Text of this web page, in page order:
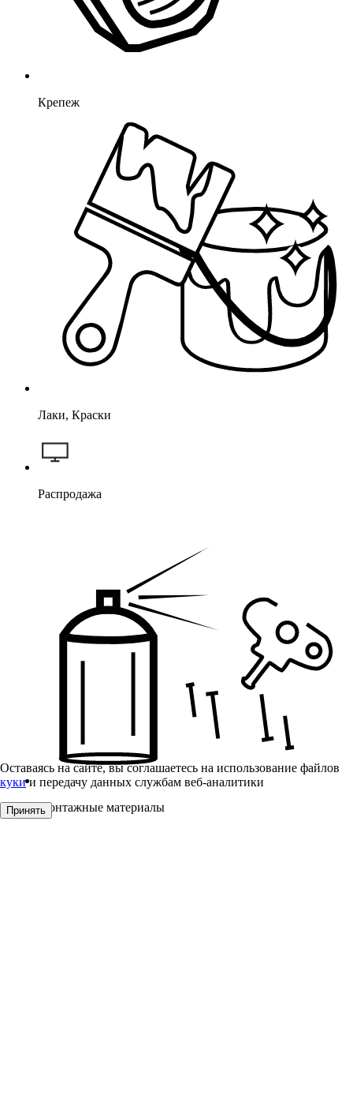
Крепеж
Лаки, Краски
Распродажа
Монтажные материалы
Оставаясь на сайте, вы соглашаетесь на использование файлов
кукии передачу данных службам веб-аналитики
Принять